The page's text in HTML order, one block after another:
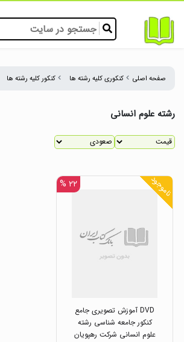
صفحه اصلی کنکوری کلیه رشته ها کنکور کلیه رشته ها
رشته علوم انسانی
ناموجود ۲۲ %
DVD آموزش تصویری جامع
کنکور جامعه شناسی رشته
علوم انسانی شرکت رهپویان